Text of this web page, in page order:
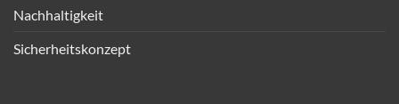
Nachhaltigkeit
Sicherheitskonzept